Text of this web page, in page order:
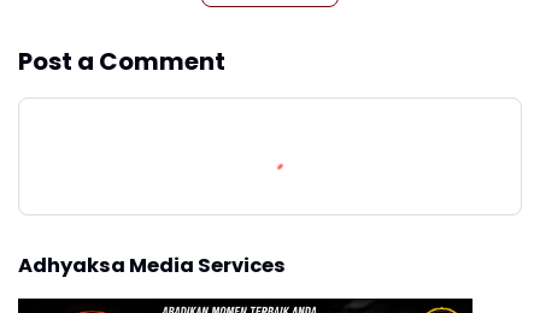
Post a Comment
Adhyaksa Media Services